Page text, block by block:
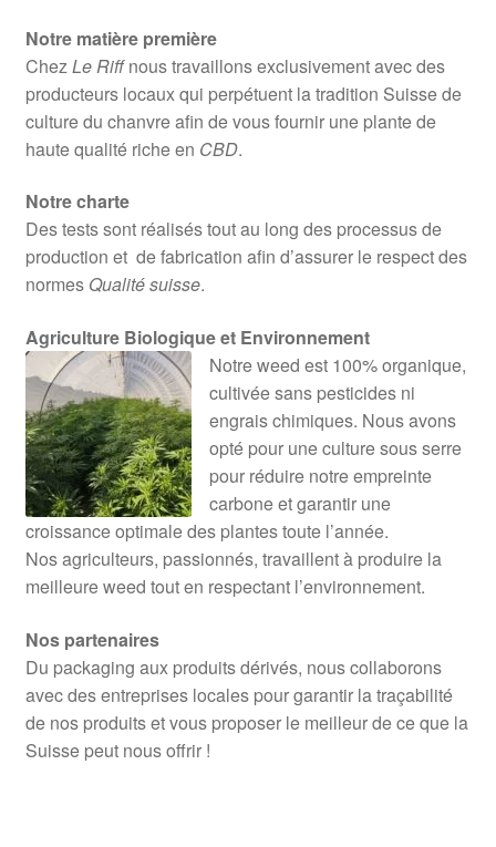
Notre matière première
ChezLe Riffnous travaillons exclusivement avec des
producteurs locaux qui perpétuent la tradition Suisse de
culture du chanvre afin de vous fournir une plante de
haute qualité riche en CBD.
Notre charte
Des tests sont réalisés tout au long des processus de
production et de fabrication afin d’assurer le respect des
normes Qualité suisse.
Agriculture Biologique et Environnement
Notre weed est 100% organique,
cultivée sans pesticides ni
engrais chimiques. Nous avons
opté pour une culture sous serre
pour réduire notre empreinte
carbone et garantir une
croissance optimale des plantes toute l’année.
Nos agriculteurs, passionnés, travaillent à produire la
meilleure weed tout en respectant l’environnement.
Nos partenaires
Du packaging aux produits dérivés, nous collaborons
avec des entreprises locales pour garantir la traçabilité
de nos produits et vous proposer le meilleur de ce que la
Suisse peut nous offrir !